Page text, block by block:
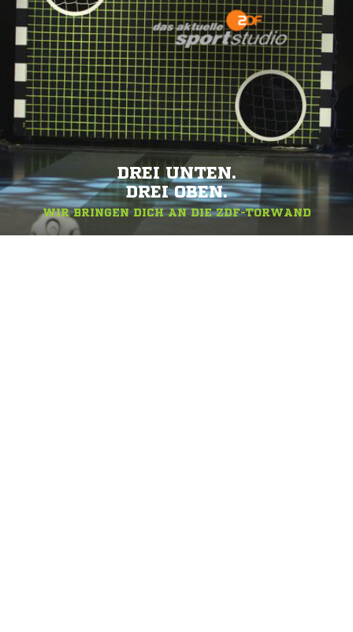
DREI UNTEN.
DREI OBEN.
WIR BRINGEN DICH AN DIE ZDF-TORWAND